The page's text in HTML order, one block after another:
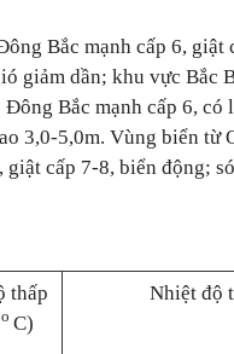
Bắc mạnh cấp 6, giật
giảm dần; khu vực Bắc
Bắc mạnh cấp 6, có
3,0-5,0m. Vùng biển từ
cấp 7-8, biển động;
thấp
o C)
Nhiệt độ